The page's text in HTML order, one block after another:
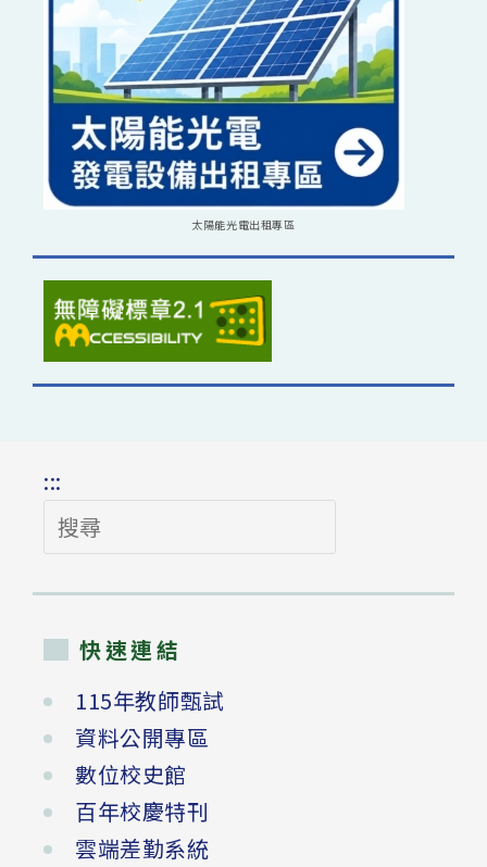
太陽能光電出租專區
:::
搜
尋
快速連結
115年教師甄試
資料公開專區
數位校史館
百年校慶特刊
雲端差勤系統